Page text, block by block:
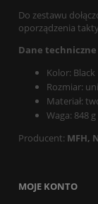
Do zestawu
oporządzenia
Dane techniczne
Kolor: Black
Rozmiar:
Materiał:
Waga: 848 g
Producent: MFH,
MOJE KONTO